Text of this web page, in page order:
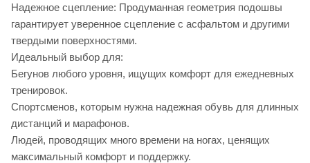
Надежное сцепление: Продуманная геометрия подошвы
гарантирует уверенное сцепление с асфальтом и другими
твердыми поверхностями.
Идеальный выбор для:
Бегунов любого уровня, ищущих комфорт для ежедневных
тренировок.
Спортсменов, которым нужна надежная обувь для длинных
дистанций и марафонов.
Людей, проводящих много времени на ногах, ценящих
максимальный комфорт и поддержку.